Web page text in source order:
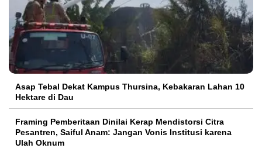
Asap Tebal Dekat Kampus Thursina, Kebakaran Lahan 10
Hektare di Dau
Framing Pemberitaan Dinilai Kerap Mendistorsi Citra
Pesantren, Saiful Anam: Jangan Vonis Institusi karena
Ulah Oknum